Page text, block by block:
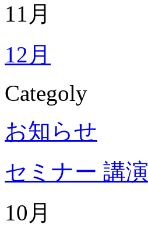
11月
12月
Categoly
お知らせ
セミナー 講演
10月